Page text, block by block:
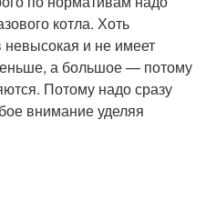
котла. Хоть
и не имеет
а большое — потому
Потому надо сразу
внимание уделяя